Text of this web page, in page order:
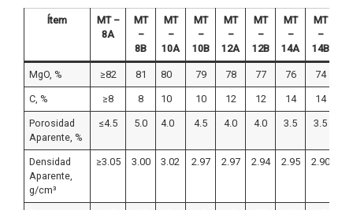
Ítem
MT –
8A
MT
–
8B
MT
–
10A
MT
–
10B
MT
–
12A
MT
–
12B
MT
–
14A
MT
–
14B
MgO, % ≥82 81 80 79 78 77 76 74
C, % ≥8 8 10 10 12 12 14 14
Porosidad
Aparente, %
≤4.5 5.0 4.0 4.5 4.0 4.0 3.5 3.5
Densidad
Aparente,
g/cm³
≥3.05 3.00 3.02 2.97 2.97 2.94 2.95 2.90